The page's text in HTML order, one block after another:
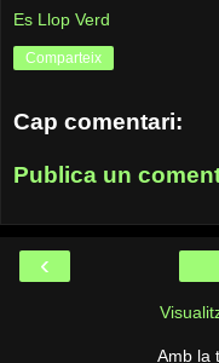
Es Llop Verd
Comparteix
Cap comentari:
Publica un
‹
Amb la